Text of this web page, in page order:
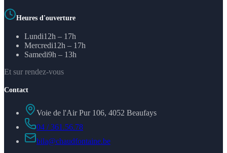
Heures d'ouverture
Lundi12h – 17h
Mercredi12h – 17h
Samedi9h – 13h
Et sur rendez-vous
Contact
Voie de l'Air Pur 106, 4052 Beaufays
04 / 361.56.78
bila@chaudfontaine.be